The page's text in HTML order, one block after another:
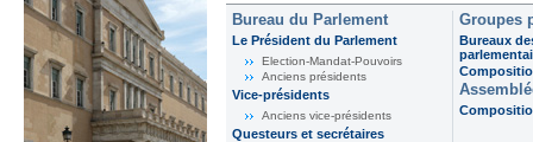
Bureau du Parlement
Le Président du Parlement
Election-Mandat-Pouvoirs
Anciens présidents
Vice-présidents
Anciens vice-présidents
Questeurs et secrétaires
Groupes
Bureaux